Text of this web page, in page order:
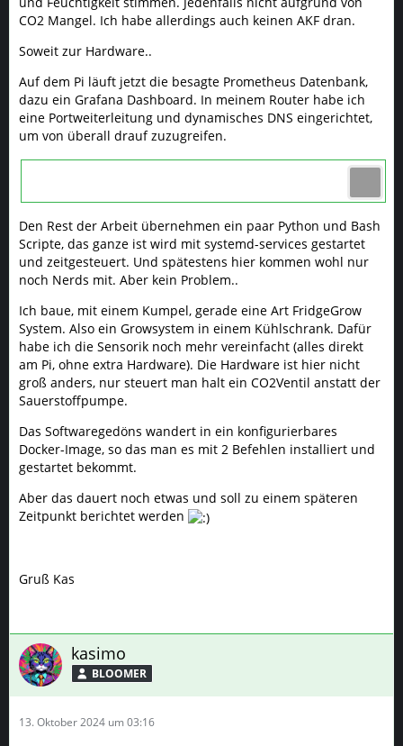
CO2 Mangel. Ich habe allerdings auch keinen AKF dran.
Soweit zur Hardware..
Auf dem Pi läuft jetzt die besagte Prometheus Datenbank,
dazu ein Grafana Dashboard. In meinem Router habe ich
eine Portweiterleitung und dynamisches DNS eingerichtet,
um von überall drauf zuzugreifen.
Den Rest der Arbeit übernehmen ein paar Python und Bash
Scripte, das ganze ist wird mit systemd-services gestartet
und zeitgesteuert. Und spätestens hier kommen wohl nur
noch Nerds mit. Aber kein Problem..
Ich baue, mit einem Kumpel, gerade eine Art FridgeGrow
System. Also ein Growsystem in einem Kühlschrank. Dafür
habe ich die Sensorik noch mehr vereinfacht (alles direkt
am Pi, ohne extra Hardware). Die Hardware ist hier nicht
groß anders, nur steuert man halt ein CO2Ventil anstatt der
Sauerstoffpumpe.
Das Softwaregedöns wandert in ein konfigurierbares
Docker-Image, so das man es mit 2 Befehlen installiert und
gestartet bekommt.
Aber das dauert noch etwas und soll zu einem späteren
Zeitpunkt berichtet werden
Gruß Kas
kasimo
BLOOMER
13. Oktober 2024 um 03:16